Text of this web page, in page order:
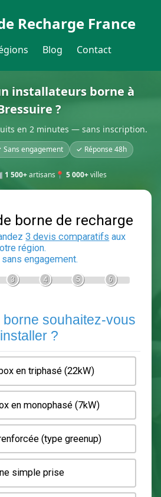
Recharge France
Blog Contact
installateurs borne à
?
en 2 minutes — sans inscription.
Sans engagement ✓ Réponse 48h
1 500+artisans 📍 5 000+villes
de borne de
3 devis comparatifs
et sans engagement.
2 3 6
borne souhaitez-
installer ?
en triphasé (22kW)
en monophasé (7kW)